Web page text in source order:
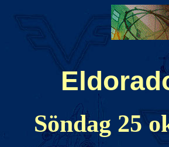
Söndag 25